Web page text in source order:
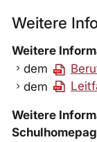
Weitere
Weitere
dem
dem
Weitere